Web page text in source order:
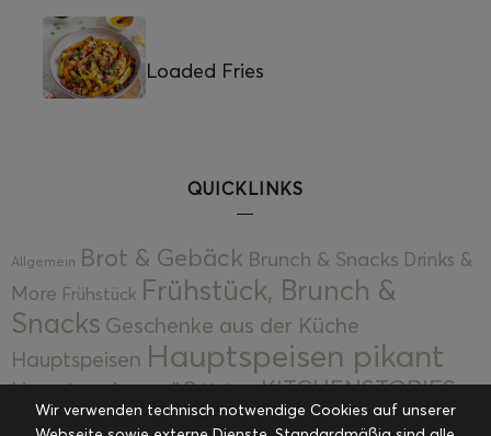
Loaded Fries
QUICKLINKS
Allgemein Brot & Gebäck Brunch & Snacks Drinks &
More Frühstück Frühstück, Brunch &
Snacks Geschenke aus der Küche
Hauptspeisen Hauptspeisen pikant
Hauptspeisen süßKekseKITCHENSTORIES
Kuchen, Torten & Desserts Kuchen und
Wir verwenden technisch notwendige Cookies auf unserer